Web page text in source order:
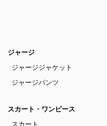
ジャージ
ジャージジャケット
ジャージパンツ
スカート・ワンピース
スカート